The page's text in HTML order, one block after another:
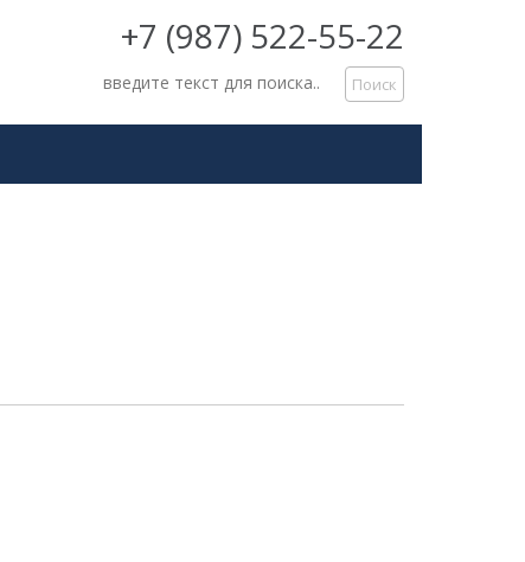
+7 (987) 522-55-22